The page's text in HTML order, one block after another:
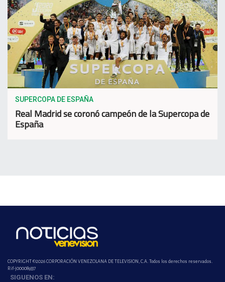
SUPERCOPA DE ESPAÑA
Real Madrid se coronó campeón de la Supercopa de
España
COPYRIGHT ©2026 CORPORACIÓN VENEZOLANA DE TELEVISION, C.A. Todos los derechos reservados.
Rif-j000089337
SIGUENOS EN: